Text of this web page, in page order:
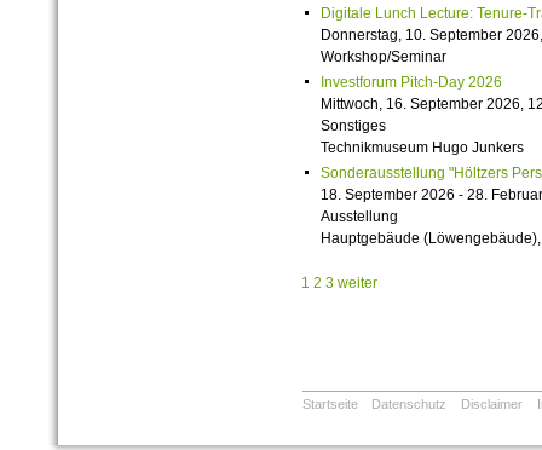
Digitale Lunch Lecture: Tenure-
Donnerstag, 10. September
Workshop/Seminar
Investforum Pitch-Day 2026
Mittwoch, 16. September 2026,
Sonstiges
Technikmuseum Hugo Junkers
Sonderausstellung "Höltzers
18. September 2026 - 28.
Ausstellung
Hauptgebäude
1 2 3 weiter
Startseite Datenschutz Disclaimer